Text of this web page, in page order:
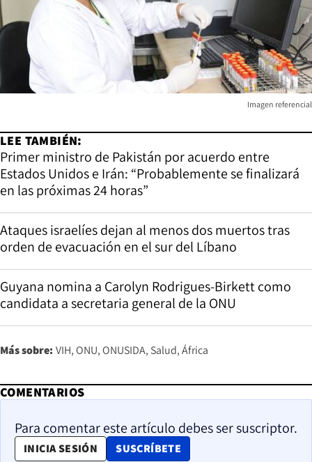
Imagen referencial
LEE TAMBIÉN:
Primer ministro de Pakistán por acuerdo entre
Estados Unidos e Irán: “Probablemente se finalizará
en las próximas 24 horas”
Ataques israelíes dejan al menos dos muertos tras
orden de evacuación en el sur del Líbano
Guyana nomina a Carolyn Rodrigues-Birkett como
candidata a secretaria general de la ONU
Más sobre: VIH ONU ONUSIDA Salud África
COMENTARIOS
Para comentar este artículo debes ser suscriptor.
INICIA SESIÓN SUSCRÍBETE
OPENS IN NEW WINDOW